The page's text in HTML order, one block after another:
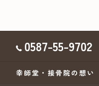
0587-55-9702
幸師堂・接骨院の想い